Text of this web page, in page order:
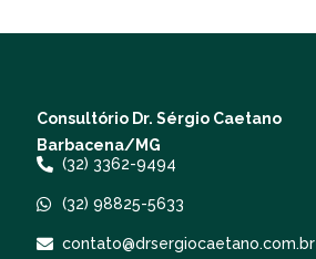
Consultório Dr. Sérgio Caetano
Barbacena/MG
(32) 3362-9494
(32) 98825-5633
contato@drsergiocaetano.com.br